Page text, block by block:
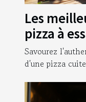
Les
pizza à
bois
Savourez
d'une pizza